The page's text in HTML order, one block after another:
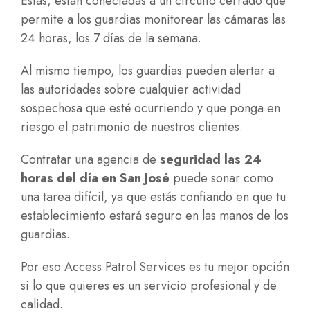
permite a los guardias monitorear las cámaras las
24 horas, los 7 días de la semana.
Al mismo tiempo, los guardias pueden alertar a
las autoridades sobre cualquier actividad
sospechosa que esté ocurriendo y que ponga en
riesgo el patrimonio de nuestros clientes.
Contratar una agencia de seguridad las 24
horas del día en San José puede sonar como
una tarea difícil, ya que estás confiando en que tu
establecimiento estará seguro en las manos de los
guardias.
Por eso Access Patrol Services es tu mejor opción
si lo que quieres es un servicio profesional y de
calidad.